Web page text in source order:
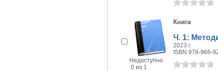
Недоступно
0 из 1
Книга
Ч. 1:
2023 г.
ISBN 978-966-